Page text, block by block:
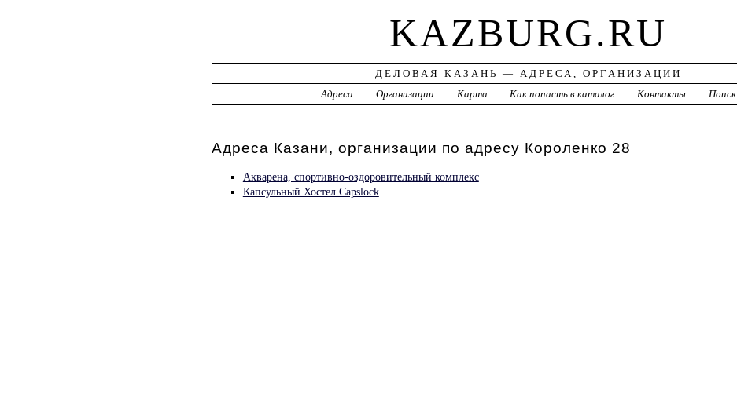
KAZBURG.RU
ДЕЛОВАЯ КАЗАНЬ — АДРЕСА, ОРГАНИЗАЦИИ
Адреса
Организации Карта Как попасть в каталог Контакты Поиск
Адреса Казани, организации по адресу Короленко 28
Акварена, спортивно-оздоровительный комплекс
Капсульный Хостел Capslock